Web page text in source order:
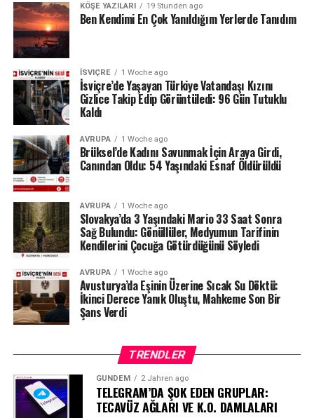
KÖŞE YAZILARI 19 Stunden ago
Ben Kendimi En Çok Yanıldığım Yerlerde Tanıdım
İSVIÇRE 1 Woche ago
İsviçre’de Yaşayan Türkiye Vatandaşı Kızını
Gizlice Takip Edip Görüntüledi: 96 Gün Tutuklu
Kaldı
AVRUPA 1 Woche ago
Brüksel’de Kadını Savunmak İçin Araya Girdi,
Canından Oldu: 54 Yaşındaki Esnaf Öldürüldü
AVRUPA 1 Woche ago
Slovakya’da 3 Yaşındaki Mario 33 Saat Sonra
Sağ Bulundu: Gönüllüler, Medyumun Tarifinin
Kendilerini Çocuğa Götürdüğünü Söyledi
AVRUPA 1 Woche ago
Avusturya’da Eşinin Üzerine Sıcak Su Döktü:
İkinci Derece Yanık Oluştu, Mahkeme Son Bir
Şans Verdi
TRENDLER
GÜNDEM 2 Jahren ago
TELEGRAM’DA ŞOK EDEN GRUPLAR:
TECAVÜZ AĞLARI VE K.O. DAMLALARI